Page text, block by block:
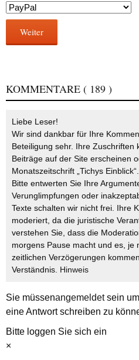
Weiter
KOMMENTARE ( 189 )
Liebe Leser!
Wir sind dankbar für Ihre
Beteiligung sehr. Ihre Zuschriften
Beiträge auf der Site erscheinen
Monatszeitschrift „Tichys Einblick“.
Bitte entwerten Sie Ihre
Verunglimpfungen oder
Texte schalten wir nicht frei. Ihre
moderiert, da die juristische
verstehen Sie, dass die
morgens Pause macht und es, je
zeitlichen Verzögerungen
Verständnis. Hinweis
Sie müssenangemeldetsein
eine Antwort schreiben zu
Bitte loggen Sie sich ein
×